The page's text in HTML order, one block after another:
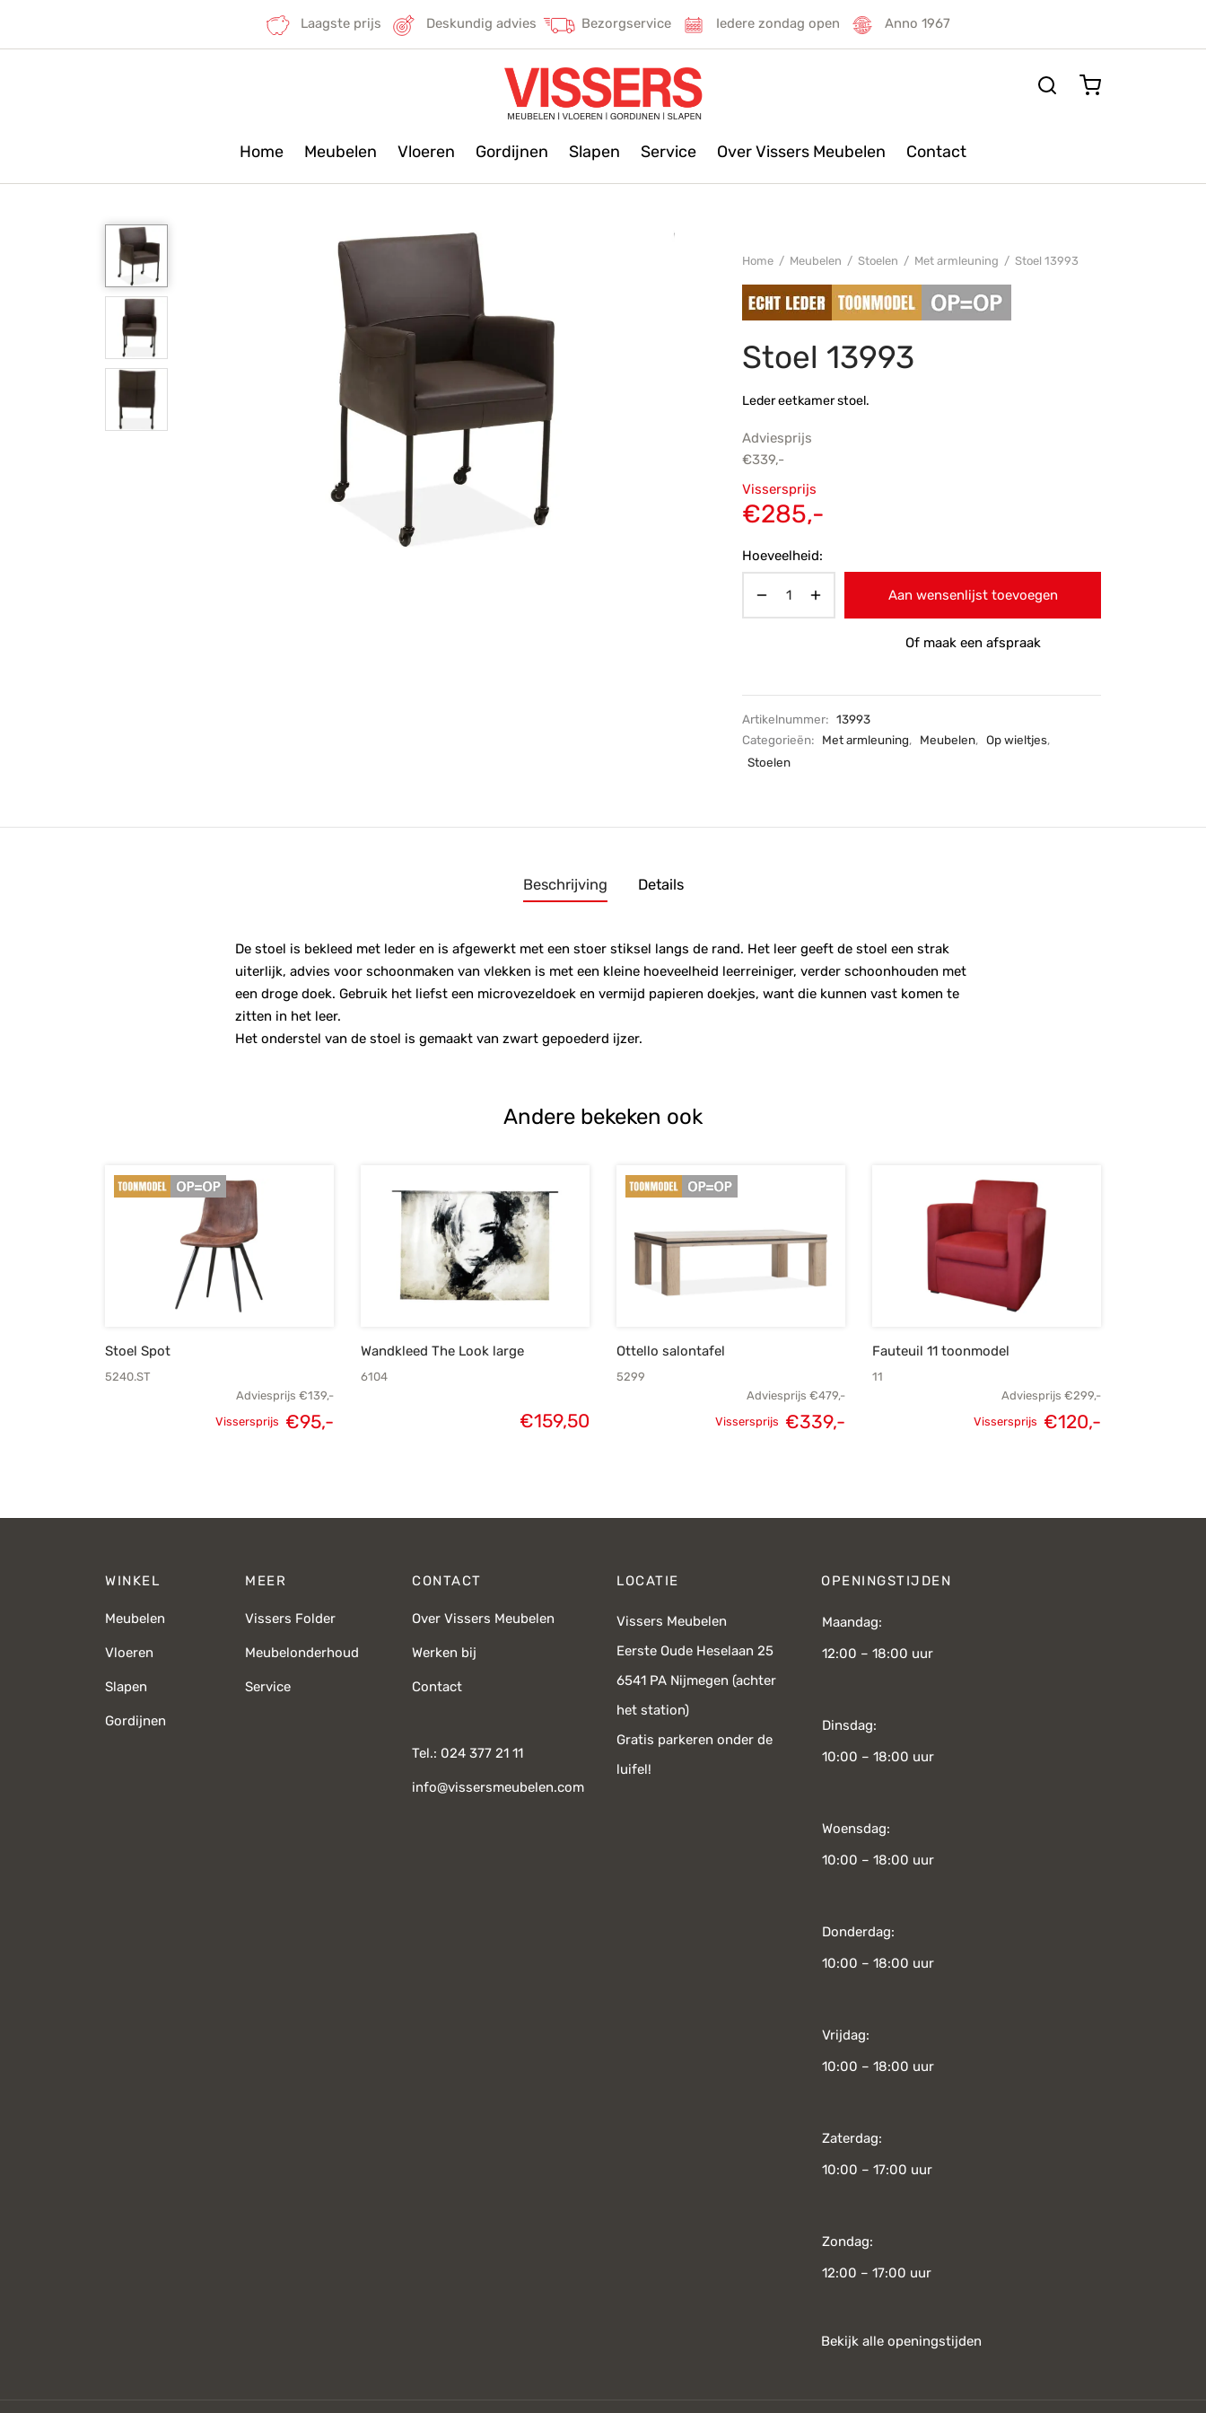
Laagste prijs Deskundig advies Bezorgservice Iedere zondag open Anno 1967
Home Meubelen Vloeren Gordijnen Slapen Service Over Vissers Meubelen Contact
Home / Meubelen / Stoelen / Met armleuning / Stoel 13993
Stoel 13993
Leder eetkamer stoel.
Adviesprijs
€339,-
Oorspronkelijke
prijs was:
Vissersprijs
€285,-
Hoeveelheid:
Aan wensenlijst toevoegen
Of maak een afspraak
Artikelnummer: 13993
Categorieën:
Met armleuning, Meubelen, Op wieltjes,
Stoelen
Beschrijving Details
De stoel is bekleed met leder en is afgewerkt met een stoer stiksel langs de rand. Het leer geeft de stoel een strak
uiterlijk, advies voor schoonmaken van vlekken is met een kleine hoeveelheid leerreiniger, verder schoonhouden met
een droge doek. Gebruik het liefst een microvezeldoek en vermijd papieren doekjes, want die kunnen vast komen te
zitten in het leer.
Het onderstel van de stoel is gemaakt van zwart gepoederd ijzer.
Andere bekeken ook
Stoel Spot
5240.ST
Adviesprijs €139,-
Oorspronkelijke
Vissersprijs €95,-
Wandkleed The Look large
6104
€159,50
Ottello salontafel
5299
Adviesprijs €479,-
Vissersprijs €339,-
Fauteuil 11 toonmodel
11
Adviesprijs €299,-
Vissersprijs €120,-
WINKEL
Meubelen
Vloeren
Slapen
Gordijnen
MEER
Vissers Folder
Meubelonderhoud
Service
CONTACT
Over Vissers Meubelen
Werken bij
Contact
Tel.: 024 377 21 11
info@vissersmeubelen.com
LOCATIE
Vissers Meubelen
Eerste Oude Heselaan 25
6541 PA Nijmegen (achter
het station)
Gratis parkeren onder de
luifel!
OPENINGSTIJDEN
Maandag:
12:00 – 18:00 uur
Dinsdag:
10:00 – 18:00 uur
Woensdag:
10:00 – 18:00 uur
Donderdag:
10:00 – 18:00 uur
Vrijdag:
10:00 – 18:00 uur
Zaterdag:
10:00 – 17:00 uur
Zondag:
12:00 – 17:00 uur
Bekijk alle openingstijden